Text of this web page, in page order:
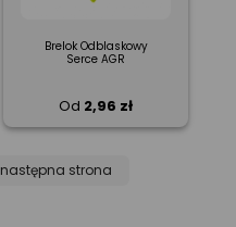
Brelok Odblaskowy
Serce AGR
Od 2,96 zł
następna strona